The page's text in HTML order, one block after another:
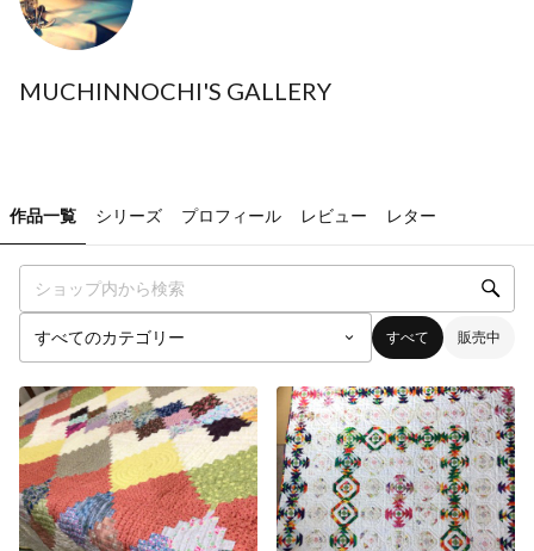
MUCHINNOCHI'S GALLERY
作品一覧 シリーズ プロフィール レビュー レター
すべて 販売中